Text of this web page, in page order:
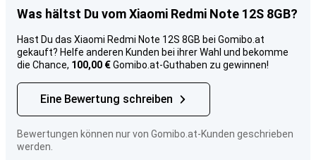
Was hältst Du vom Xiaomi Redmi Note 12S 8GB?
Hast Du das Xiaomi Redmi Note 12S 8GB bei Gomibo.at
gekauft? Helfe anderen Kunden bei ihrer Wahl und bekomme
die Chance, 100,00 €Gomibo.at-Guthaben zu gewinnen!
Eine Bewertung schreiben
Bewertungen können nur von Gomibo.at-Kunden geschrieben
werden.